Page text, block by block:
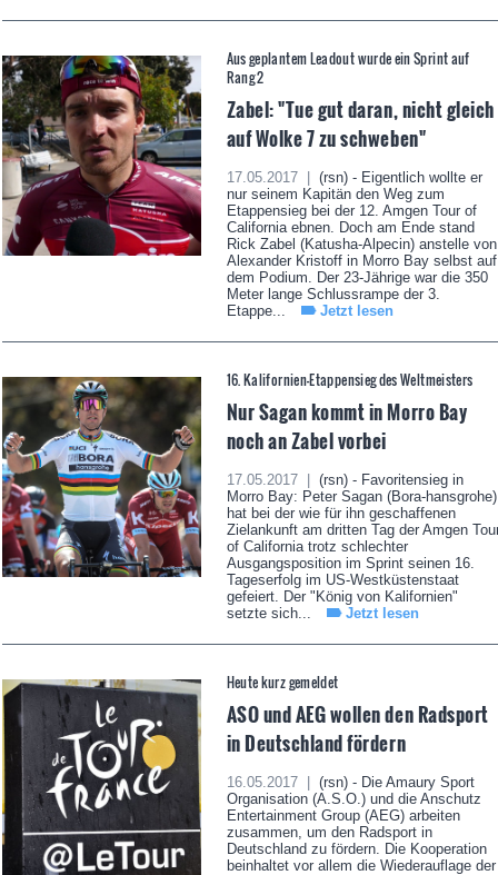
Aus geplantem Leadout wurde ein Sprint auf
Rang 2
Zabel: "Tue gut daran, nicht gleich
auf Wolke 7 zu schweben"
17.05.2017 |
(rsn) - Eigentlich wollte er
nur seinem Kapitän den Weg zum
Etappensieg bei der 12. Amgen Tour of
California ebnen. Doch am Ende stand
Rick Zabel (Katusha-Alpecin) anstelle von
Alexander Kristoff in Morro Bay selbst auf
dem Podium. Der 23-Jährige war die 350
Meter lange Schlussrampe der 3.
Etappe...
Jetzt lesen
16. Kalifornien-Etappensieg des Weltmeisters
Nur Sagan kommt in Morro Bay
noch an Zabel vorbei
17.05.2017 |
(rsn) - Favoritensieg in
Morro Bay: Peter Sagan (Bora-hansgrohe)
hat bei der wie für ihn geschaffenen
Zielankunft am dritten Tag der Amgen
of California trotz schlechter
Ausgangsposition im Sprint seinen 16.
Tageserfolg im US-Westküstenstaat
gefeiert. Der "König von Kalifornien"
setzte sich...
Jetzt lesen
Heute kurz gemeldet
ASO und AEG wollen den Radsport
in Deutschland fördern
16.05.2017 |
(rsn) - Die Amaury Sport
Organisation (A.S.O.) und die Anschutz
Entertainment Group (AEG) arbeiten
zusammen, um den Radsport in
Deutschland zu fördern. Die Kooperation
beinhaltet vor allem die Wiederauflage der